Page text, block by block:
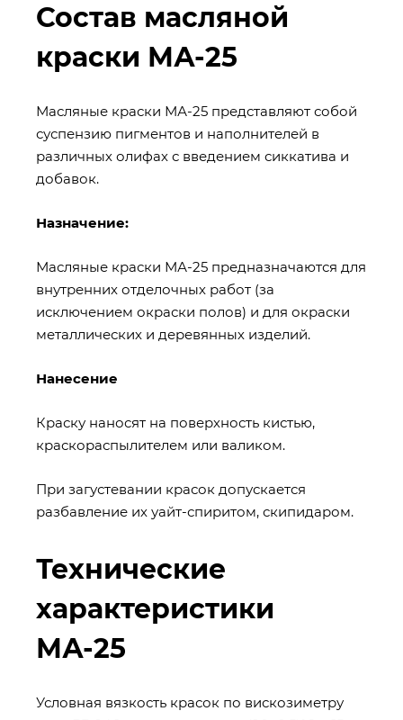
Состав масляной
краски МА-25
Масляные краски МА-25 представляют собой
суспензию пигментов и наполнителей в
различных олифах с введением сиккатива и
добавок.
Назначение:
Масляные краски МА-25 предназначаются для
внутренних отделочных работ (за
исключением окраски полов) и для окраски
металлических и деревянных изделий.
Нанесение
Краску наносят на поверхность кистью,
краскораспылителем или валиком.
При загустевании красок допускается
разбавление их уайт-спиритом, скипидаром.
Технические
характеристики
МА-25
Условная вязкость красок по вискозиметру